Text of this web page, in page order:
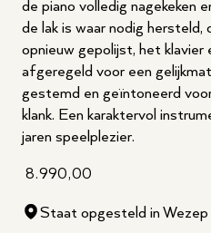
de piano volledig nagekeken
de lak is waar nodig hersteld,
opnieuw gepolijst, het klavier
afgeregeld voor een
gestemd en geïntoneerd
klank. Een karaktervol
jaren speelplezier.
8.990,00
Staat opgesteld in Wezep